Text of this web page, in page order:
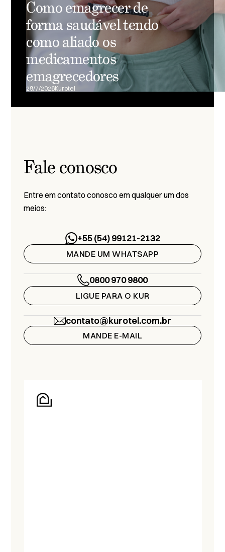
Como emagrecer de
forma saudável tendo
como aliado os
medicamentos
emagrecedores
29/7/2026Kurotel
Fale conosco
Entre em contato conosco em qualquer um dos
meios:
+55 (54) 99121-2132
MANDE UM WHATSAPP
0800 970 9800
LIGUE PARA O KUR
contato@kurotel.com.br
MANDE E-MAIL